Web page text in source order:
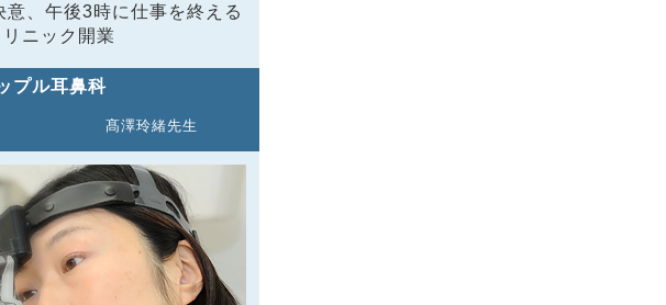
、午後3時に仕事を終える
ニック開業
プル耳鼻科
髙澤玲緒先生